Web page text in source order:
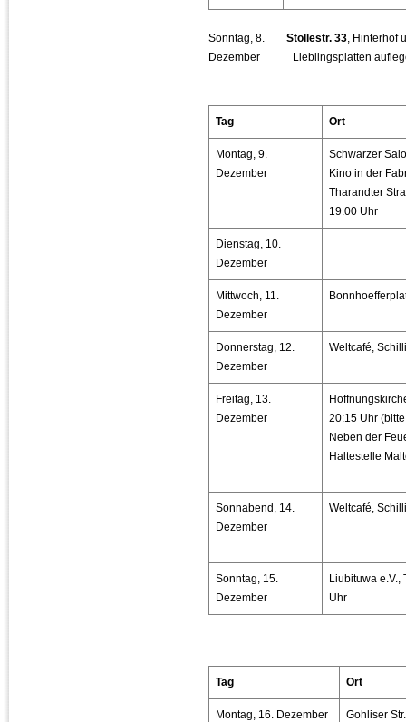
Sonntag, 8. Stollestr. 33, Hinterhof
Dezember
Lieblingsplatten
Tag Ort
Montag, 9.
Dezember
Schwarzer
Kino in der
Tharandter
19.00 Uhr
Dienstag, 10.
Dezember
Mittwoch, 11.
Dezember
Donnerstag, 12.
Dezember
Weltcafé,
Freitag, 13.
Dezember
20:15 Uhr
Neben der
Haltestelle
Sonnabend, 14.
Dezember
Weltcafé,
Sonntag, 15.
Dezember
Liubituwa e.V.,
Uhr
Tag Ort
Montag, 16. Dezember Gohliser